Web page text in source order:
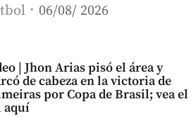
06/08/ 2026
| Jhon Arias pisó el área y
de cabeza en la victoria de
por Copa de Brasil; vea el
aquí